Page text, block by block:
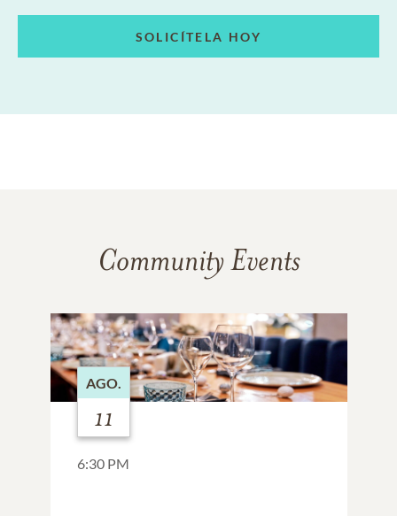
SOLICÍTELA HOY
Community Events
AGO.
11
6:30 PM